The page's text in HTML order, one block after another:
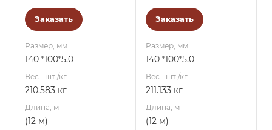
Заказать
Размер, мм
140 *100*5,0
Вес 1 шт./кг.
210.583 кг
Длина, м
(12 м)
Заказать
Размер, мм
140 *100*5,0
Вес 1 шт./кг.
211.133 кг
Длина, м
(12 м)